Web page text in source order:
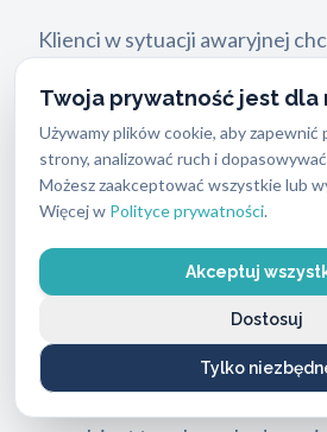
Twoja prywatność jest dla
Używamy plików cookie, aby zapewnić
strony, analizować ruch i
Możesz zaakceptować wszystkie lub
Więcej w Polityce prywatności.
Akceptuj
Tylko
Dostosuj
Klienci w sytuacji awaryjnej
nagłe zmiany cen to praktyki,
Nasz cennik jest w pełni
Podstawowe usługi zaczynają
złotych. Ostateczna kwota
zamka, stopnia
konieczności użycia
Przed przystąpieniem do
oględzin i podaje całkowity